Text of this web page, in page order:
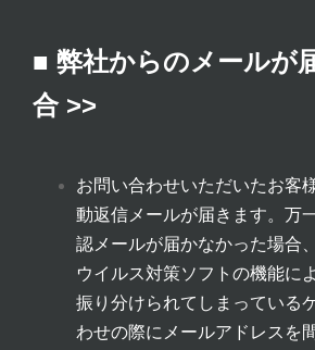
■ 弊社からのメールが
合 >>
お問い合わせいただいたお客
動返信メールが届きます。万
認メールが届かなかった場合
ウイルス対策ソフトの機能に
振り分けられてしまっている
わせの際にメールアドレスを